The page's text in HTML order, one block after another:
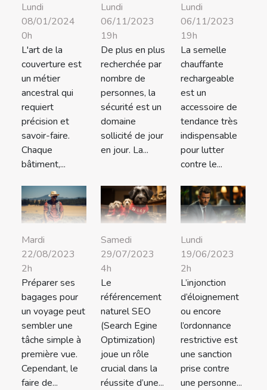
Lundi
08/01/2024
0h
L'art de la
couverture est
un métier
ancestral qui
requiert
précision et
savoir-faire.
Chaque
bâtiment,...
Lundi
06/11/2023
19h
De plus en plus
recherchée par
nombre de
personnes, la
sécurité est un
domaine
sollicité de jour
en jour. La...
Lundi
06/11/2023
19h
La semelle
chauffante
rechargeable
est un
accessoire de
tendance très
indispensable
pour lutter
contre le...
Mardi
22/08/2023
2h
Préparer ses
bagages pour
un voyage peut
sembler une
tâche simple à
première vue.
Cependant, le
faire de...
Samedi
29/07/2023
4h
Le
référencement
naturel SEO
(Search Egine
Optimization)
joue un rôle
crucial dans la
réussite d’une...
Lundi
19/06/2023
2h
L’injonction
d’éloignement
ou encore
l’ordonnance
restrictive est
une sanction
prise contre
une personne...